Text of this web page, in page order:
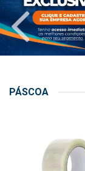
PÁSCOA